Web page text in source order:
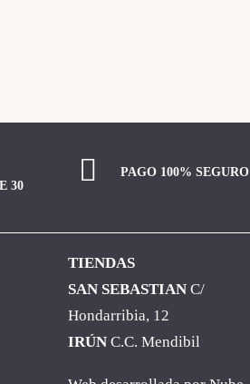
30
PAGO 100% SEGURO
TIENDAS
SAN SEBASTIAN C/
Hondarribia, 12
IRÚN C.C. Mendibil